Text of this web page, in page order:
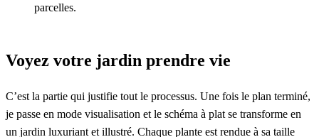
parcelles.
Voyez votre jardin prendre vie
C’est la partie qui justifie tout le processus. Une fois le plan terminé,
je passe en mode visualisation et le schéma à plat se transforme en
un jardin luxuriant et illustré. Chaque plante est rendue à sa taille